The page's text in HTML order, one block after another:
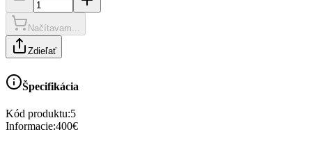
Načítavam...
Zdieľať
Špecifikácia
Kód produktu:5
Informacie:400€